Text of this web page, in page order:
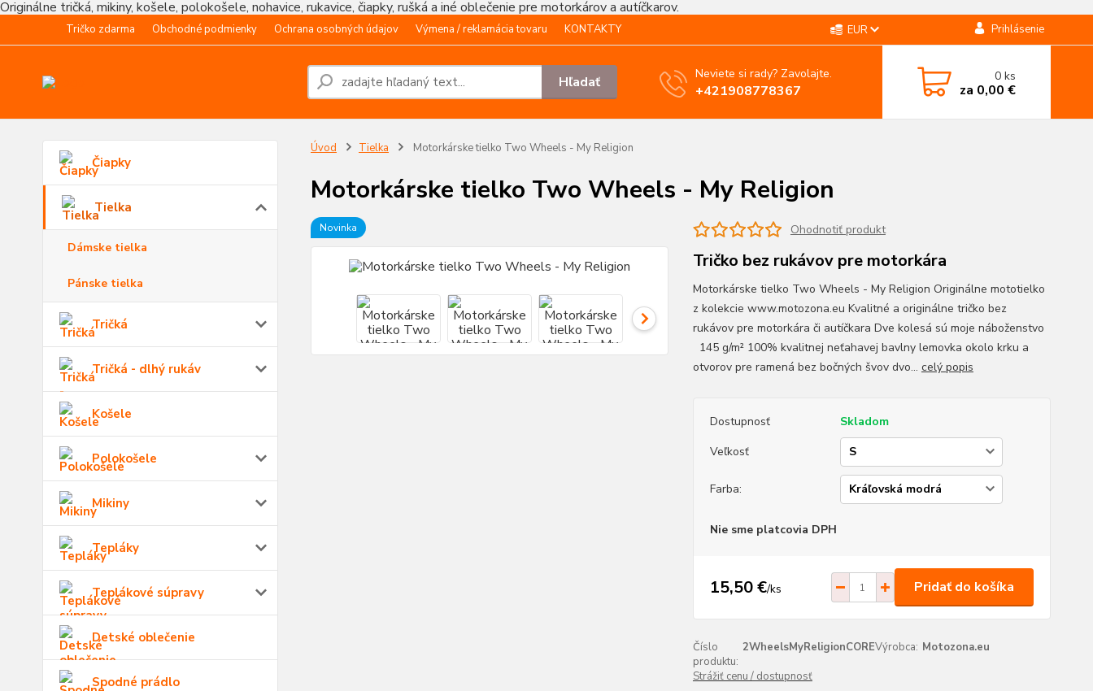
Originálne tričká, mikiny, košele, polokošele, nohavice, rukavice, čiapky, rušká a iné oblečenie pre motorkárov a autíčkarov.
Tričko zdarma Obchodné podmienky Ochrana osobných údajov Výmena / reklamácia tovaru KONTAKTY EUR Prihlásenie
Hľadať Neviete si rady? Zavolajte.
+421908778367
0ks
za 0,00 €
Čiapky
Tielka
Dámske tielka
Pánske tielka
Tričká
Tričká - dlhý rukáv
Košele
Polokošele
Mikiny
Tepláky
Teplákové súpravy
Detské oblečenie
Spodné prádlo
Úvod Tielka Motorkárske tielko Two Wheels - My Religion
Motorkárske tielko Two Wheels - My Religion
Novinka Ohodnotiť produkt
Tričko bez rukávov pre motorkára
Motorkárske tielko Two Wheels - My Religion Originálne mototielko
z kolekcie www.motozona.eu Kvalitné a originálne tričko bez
rukávov pre motorkára či autíčkara Dve kolesá sú moje náboženstvo
145 g/m² 100% kvalitnej neťahavej bavlny lemovka okolo krku a
otvorov pre ramená bez bočných švov dvo... celý popis
Dostupnosť
Skladom
Veľkosť
Farba:
Nie sme platcovia DPH
15,50 €/ks Pridať do košíka
Číslo
produktu:
2WheelsMyReligionCOREVýrobca: Motozona.eu
Strážiť cenu / dostupnosť